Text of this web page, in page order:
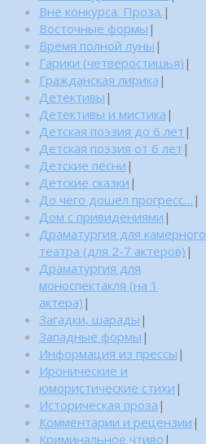
Вне конкурса. Проза. |
Восточные формы |
Время полной луны |
Гарики (четверостишья) |
Гражданская лирика |
Детективы |
Детективы и мистика |
Детская поэзия до 6 лет |
Детская поэзия от 6 лет |
Детские песни |
Детские сказки |
До чего дошел прогресс… |
Дом с привидениями |
Драматургия для камерного
театра (для 2-7 актеров) |
Драматургия для
моноспектакля (на 1
актера) |
Загадки, шарады |
Западные формы |
Информация из прессы |
Иронические и
юмористические стихи |
Историческая проза |
Комментарии и рецензии |
Криминальное чтиво |